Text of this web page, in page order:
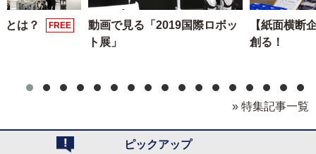
とは？ FREE
動画で見る「2019国際ロボッ
ト展」
【紙面横断
創る！
» 特集記事一覧
ピックアップ